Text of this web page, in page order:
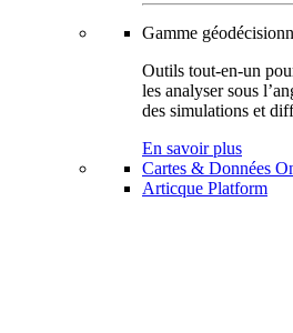
Gamme
Outils tout-en-un
les analyser sous
des simulations et
En savoir plus
Cartes & Données
Articque Platform